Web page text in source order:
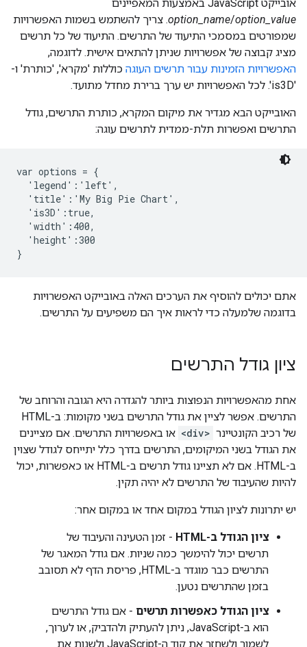
אובייקט JavaScript באמצעות המאפיינים
option_name/option_value
. צריך להשתמש בשמות האפשרויות
שמפורטים במסמכי התיעוד של התרשים. התיעוד של כל תרשים
מציג קבוצה של אפשרויות שניתן להתאים אישית. לדוגמה,
האפשרויות הזמינות עבור תרשים העוגה כוללות 'מקרא', 'כותרת' ו-
'is3D'. לכל האפשרויות יש ערך ברירת מחדל מתועד.
האובייקט הבא מגדיר את מיקום המקרא, כותרת התרשים, גודל
התרשים ואפשרות תלת-ממדית לתרשים עוגה:
var options = {
  'legend':'left',
  'title':'My Big Pie Chart',
  'is3D':true,
  'width':400,
  'height':300
}
אתם יכולים להוסיף את הערכים האלה באובייקט האפשרויות
בדוגמה שלמעלה כדי לראות איך הם משפיעים על התרשים.
ציון גודל התרשים
אחת מהאפשרויות הנפוצות ביותר להגדרה היא הגובה והרוחב של
התרשים. אפשר לציין את גודל התרשים בשני מקומות: ב-HTML
של רכיב הקונטיינר <div> או באפשרויות התרשים. אם מציינים
את הגודל בשני המיקומים, התרשים בדרך כלל יתייחס לגודל שצוין
ב-HTML. אם לא תציינו גודל תרשים ב-HTML או כאפשרות, יכול
להיות שהעיבוד של התרשים לא יהיה תקין.
יש יתרונות לציון הגודל במקום אחד או במקום אחר:
ציון הגודל ב-HTML
- זמן הטעינה והעיבוד של
תרשים יכול להימשך כמה שניות. אם גודל המאגר של
התרשים כבר מוגדר ב-HTML, פריסת הדף לא תסובב
בזמן שהתרשים נטען.
ציון הגודל כאפשרות תרשים - אם גודל התרשים
הוא ב-JavaScript, ניתן להעתיק ולהדביק, או לערוך,
לשמור ולשחזר את קוד ה-JavaScript ולשנות את